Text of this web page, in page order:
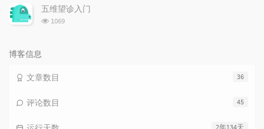
次
数:
五维望诊入门
浏
1069
博客信息
36
文章数目
45
评论数目
2年134天